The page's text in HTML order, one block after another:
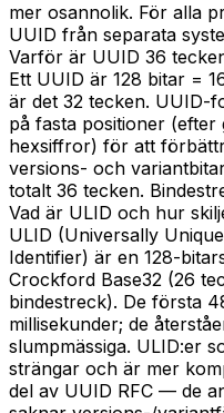
mer osannolik. För alla
UUID från separata
Varför är UUID 36
Ett UUID är 128 bitar =
är det 32 tecken. UUID-
på fasta positioner
hexsiffror) för att
versions- och
totalt 36 tecken.
Vad är ULID och hur
ULID (Universally
Identifier) är en 128-
Crockford Base32 (26
bindestreck). De första
millisekunder; de
slumpmässiga. ULID:er
strängar och är mer
del av UUID RFC — de